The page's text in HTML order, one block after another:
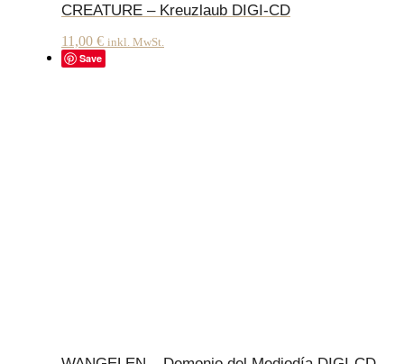
CREATURE – Kreuzlaub DIGI-CD
11,00 € inkl. MwSt.
Save